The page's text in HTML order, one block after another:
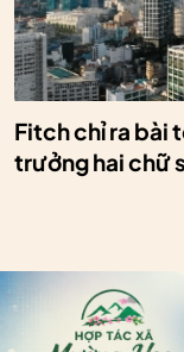
Fitch chỉ ra bài
trưởng hai chữ